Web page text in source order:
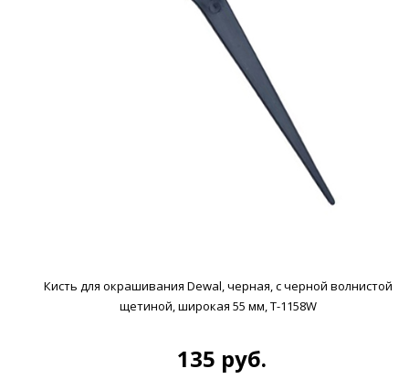
Кисть для окрашивания Dewal, черная, с черной волнистой
щетиной, широкая 55 мм, Т-1158W
135 руб.